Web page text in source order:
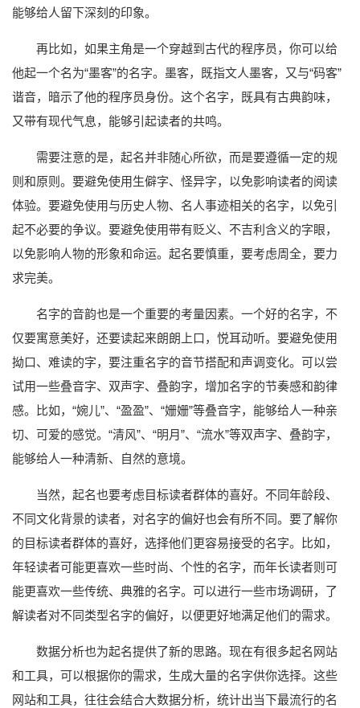
能够给人留下深刻的印象。
再比如，如果主角是一个穿越到古代的程序员，你可以给
他起一个名为“墨客”的名字。墨客，既指文人墨客，又与“码客”
谐音，暗示了他的程序员身份。这个名字，既具有古典韵味，
又带有现代气息，能够引起读者的共鸣。
需要注意的是，起名并非随心所欲，而是要遵循一定的规
则和原则。要避免使用生僻字、怪异字，以免影响读者的阅读
体验。要避免使用与历史人物、名人事迹相关的名字，以免引
起不必要的争议。要避免使用带有贬义、不吉利含义的字眼，
以免影响人物的形象和命运。起名要慎重，要考虑周全，要力
求完美。
名字的音韵也是一个重要的考量因素。一个好的名字，不
仅要寓意美好，还要读起来朗朗上口，悦耳动听。要避免使用
拗口、难读的字，要注重名字的音节搭配和声调变化。可以尝
试用一些叠音字、双声字、叠韵字，增加名字的节奏感和韵律
感。比如，“婉儿”、“盈盈”、“姗姗”等叠音字，能够给人一种亲
切、可爱的感觉。“清风”、“明月”、“流水”等双声字、叠韵字，
能够给人一种清新、自然的意境。
当然，起名也要考虑目标读者群体的喜好。不同年龄段、
不同文化背景的读者，对名字的偏好也会有所不同。要了解你
的目标读者群体的喜好，选择他们更容易接受的名字。比如，
年轻读者可能更喜欢一些时尚、个性的名字，而年长读者则可
能更喜欢一些传统、典雅的名字。可以进行一些市场调研，了
解读者对不同类型名字的偏好，以便更好地满足他们的需求。
数据分析也为起名提供了新的思路。现在有很多起名网站
和工具，可以根据你的需求，生成大量的名字供你选择。这些
网站和工具，往往会结合大数据分析，统计出当下最流行的名